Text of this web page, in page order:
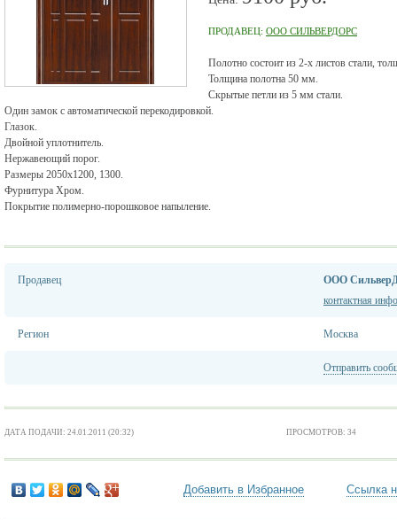
ПРОДАВЕЦ: ООО СИЛЬВЕРДОРС
Полотно состоит из 2-х листов стали,
Толщина полотна 50 мм.
Скрытые петли из 5 мм стали.
Один замок с автоматической перекодировкой.
Глазок.
Двойной уплотнитель.
Нержавеющий порог.
Размеры 2050х1200, 1300.
Фурнитура Хром.
Покрытие полимерно-порошковое напыление.
Продавец
ООО
контактная
Регион Москва
Отправить
ДАТА ПОДАЧИ: 24.01.2011 (20:32) ПРОСМОТРОВ: 34
Добавить в Избранное Ссылка